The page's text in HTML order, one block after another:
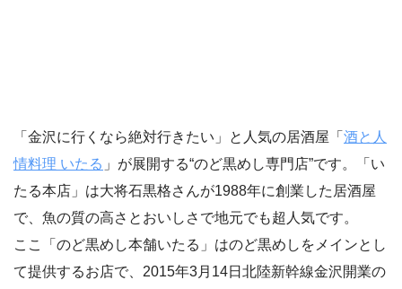
「金沢に行くなら絶対行きたい」と人気の居酒屋「 酒と人
情料理 いたる 」が展開する“のど黒めし専門店”です。「い
たる本店」は大将石黒格さんが1988年に創業した居酒屋
で、魚の質の高さとおいしさで地元でも超人気です。
ここ「のど黒めし本舗いたる」はのど黒めしをメインとし
て提供するお店で、2015年3月14日北陸新幹線金沢開業の